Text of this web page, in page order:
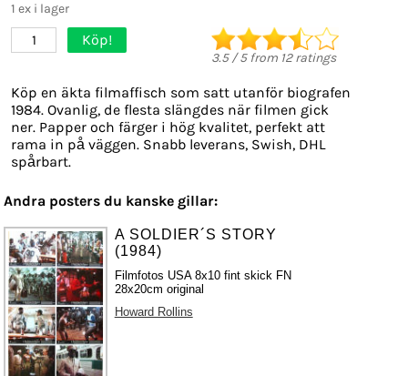
1 ex i lager
1 Köp!
3.5/5from 12ratings
Köp en äkta filmaffisch som satt utanför biografen
1984. Ovanlig, de flesta slängdes när filmen gick
ner. Papper och färger i hög kvalitet, perfekt att
rama in på väggen. Snabb leverans, Swish, DHL
spårbart.
Andra posters du kanske gillar:
A SOLDIER´S STORY
(1984)
Filmfotos USA 8x10 fint skick FN
28x20cm original
Howard Rollins